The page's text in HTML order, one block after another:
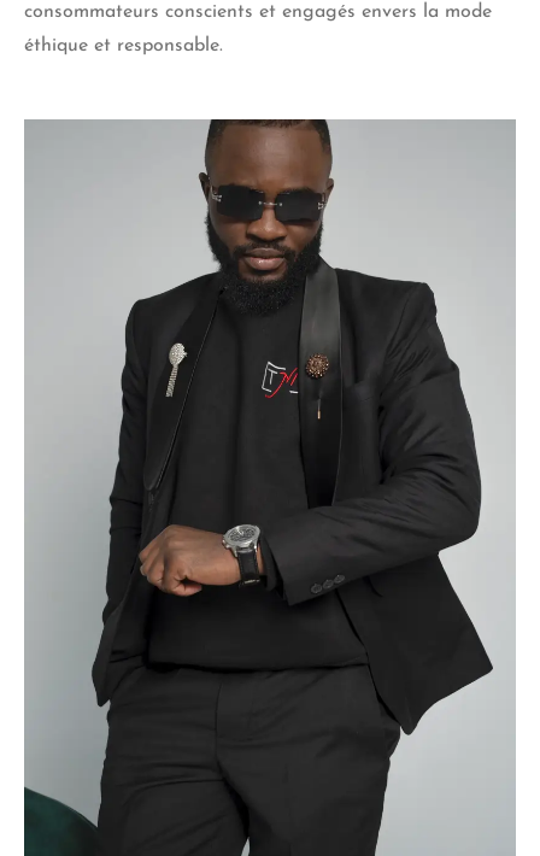
consommateurs conscients et engagés envers la mode
éthique et responsable.